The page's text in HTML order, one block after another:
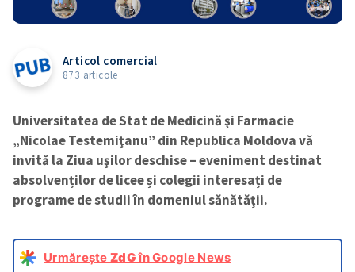
Articol comercial
873 articole
Universitatea de Stat de Medicină şi Farmacie
„Nicolae Testemiţanu” din Republica Moldova vă
invită la Ziua uşilor deschise – eveniment destinat
absolvenților de licee și colegii interesați de
programe de studii în domeniul sănătății.
Urmărește ZdGîn Google News